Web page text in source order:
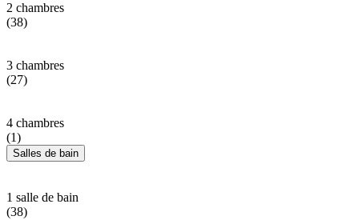
2 chambres
(38)
3 chambres
(27)
4 chambres
(1)
Salles de bain
1 salle de bain
(38)